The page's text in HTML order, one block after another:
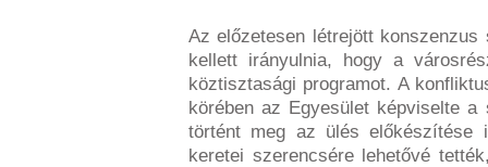
Az előzetesen létrejött
kellett irányulnia, hogy a
köztisztasági programot. A
körében az Egyesület képviselte
történt meg az ülés előkészítése
keretei szerencsére lehetővé